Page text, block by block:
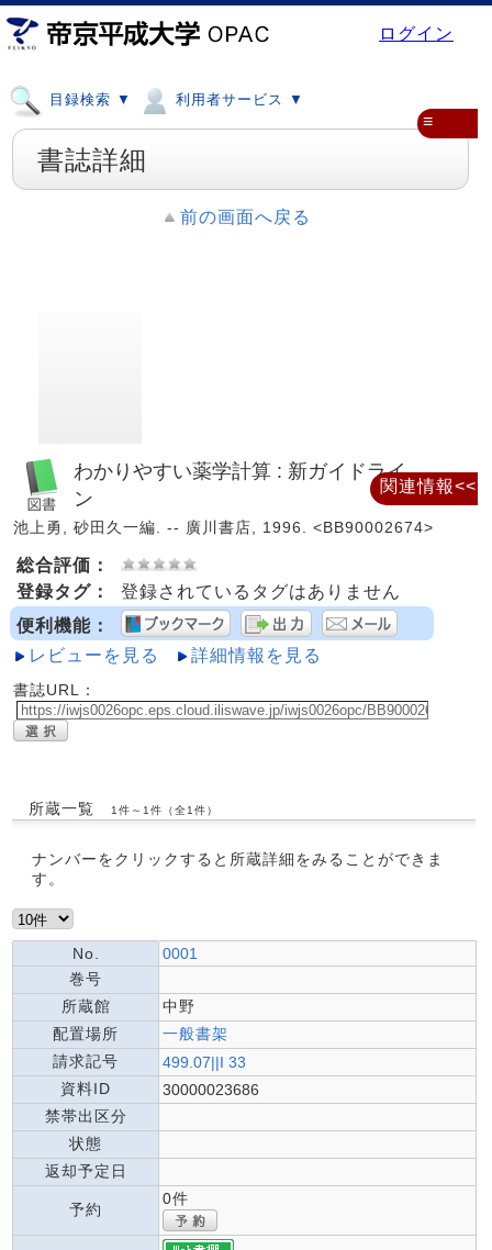
ログイン
目録検索 ▼ 利用者サービス ▼
≡
書誌詳細
前の画面へ戻る
わかりやすい薬学計算 : 新ガイドライ
ン
池上勇, 砂田久一編. -- 廣川書店, 1996. <BB90002674>
総合評価：
登録タグ：
登録されているタグはありません
便利機能：
レビューを見る
詳細情報を見る
書誌URL：
所蔵一覧 1件～1件（全1件）
ナンバーをクリックすると所蔵詳細をみることができま
す。
No.
0001
巻号
所蔵館
中野
配置場所
一般書架
請求記号
499.07||I 33
資料ID
30000023686
禁帯出区分
状態
返却予定日
予約
0件
関連情報<<